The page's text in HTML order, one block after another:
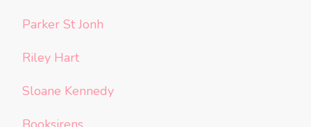
Parker St Jonh
Riley Hart
Sloane Kennedy